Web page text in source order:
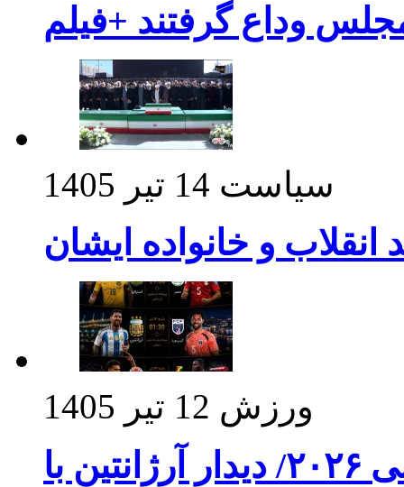
وداع گرفتند +فیلم
سیاست 14 تیر 1405
انقلاب و خانواده ایشان
ورزش 12 تیر 1405
برنامه بازی های امشب جام جهانی ۲۰۲۶/ دیدار آرژانتین با